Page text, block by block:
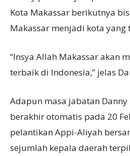
Kota Makassar berikutnya
Makassar menjadi kota
“Insya Allah Makassar akan
terbaik di Indonesia,” jelas
Adapun masa jabatan Danny
berakhir otomatis pada 20
pelantikan Appi-Aliyah
sejumlah kepala daerah